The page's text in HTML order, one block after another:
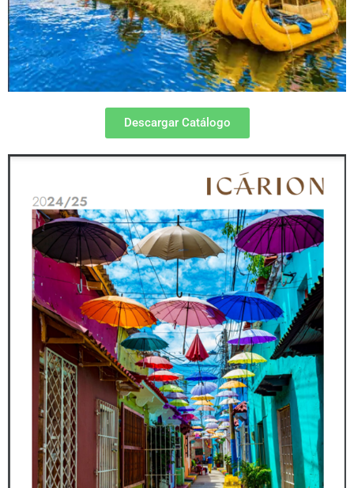
Descargar Catálogo